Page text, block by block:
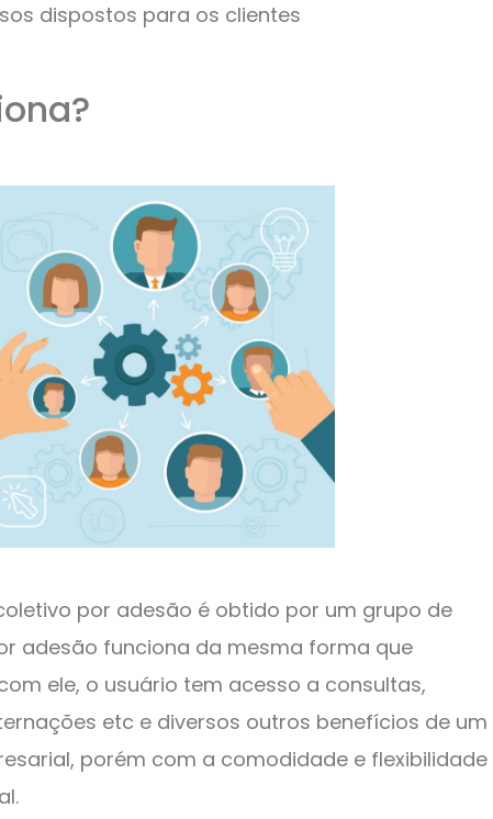
dispostos para os clientes
por adesão é obtido por um grupo de
adesão funciona da mesma forma que
ele, o usuário tem acesso a consultas,
etc e diversos outros benefícios de um
porém com a comodidade e flexibilidade